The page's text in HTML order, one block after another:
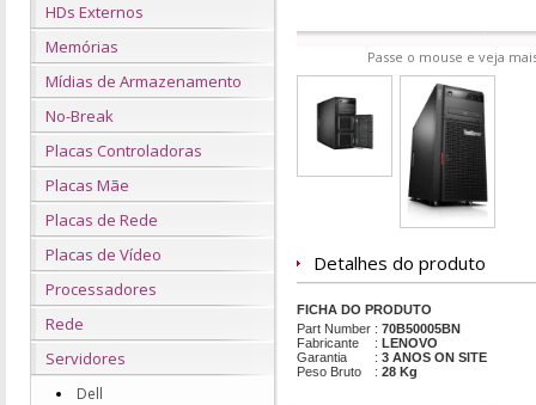
HDs Externos
Memórias
Mídias de Armazenamento
No-Break
Placas Controladoras
Placas Mãe
Placas de Rede
Placas de Vídeo
Processadores
Rede
Servidores
Dell
Passe o mouse e veja
Detalhes do produto
FICHA DO PRODUTO
Part Number : 70B50005BN
Fabricante
: LENOVO
Garantia
: 3 ANOS ON SITE
Peso Bruto
: 28 Kg